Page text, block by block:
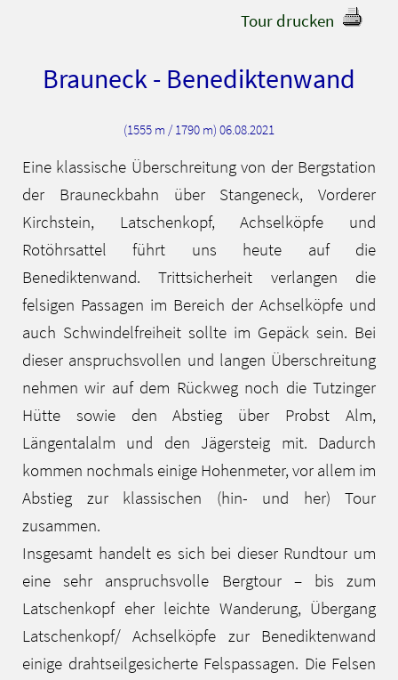
Tour drucken
Brauneck - Benediktenwand
(1555 m / 1790 m) 06.08.2021
Eine klassische Überschreitung von der Bergstation
der Brauneckbahn über Stangeneck, Vorderer
Kirchstein, Latschenkopf, Achselköpfe und
Rotöhrsattel führt uns heute auf die
Benediktenwand. Trittsicherheit verlangen die
felsigen Passagen im Bereich der Achselköpfe und
auch Schwindelfreiheit sollte im Gepäck sein. Bei
dieser anspruchsvollen und langen Überschreitung
nehmen wir auf dem Rückweg noch die Tutzinger
Hütte sowie den Abstieg über Probst Alm,
Längentalalm und den Jägersteig mit. Dadurch
kommen nochmals einige Hohenmeter, vor allem im
Abstieg zur klassischen (hin- und her) Tour
zusammen.
Insgesamt handelt es sich bei dieser Rundtour um
eine sehr anspruchsvolle Bergtour – bis zum
Latschenkopf eher leichte Wanderung, Übergang
Latschenkopf/ Achselköpfe zur Benediktenwand
einige drahtseilgesicherte Felspassagen. Die Felsen